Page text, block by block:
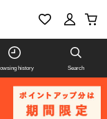
history Search